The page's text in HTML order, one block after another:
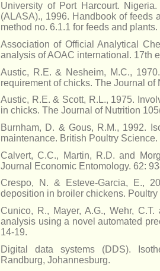
University of Port Harcourt.
(ALASA)., 1996. Handbook of feeds
method no. 6.1.1 for feeds and plants.
Association of Official Analytical
analysis of AOAC international. 17th
Austic, R.E. & Nesheim, M.C.,
requirement of chicks. The Journal of
Austic, R.E. & Scott, R.L., 1975.
in chicks. The Journal of Nutrition
Burnham, D. & Gous, R.M., 1992.
maintenance. British Poultry Science.
Calvert, C.C., Martin, R.D. and
Journal Economic Entomology. 62:
Crespo, N. & Esteve-Garcia, E.,
deposition in broiler chickens.
Cunico, R., Mayer, A.G., Wehr,
analysis using a novel automated
14-19.
Digital data systems (DDS).
Randburg, Johannesburg.